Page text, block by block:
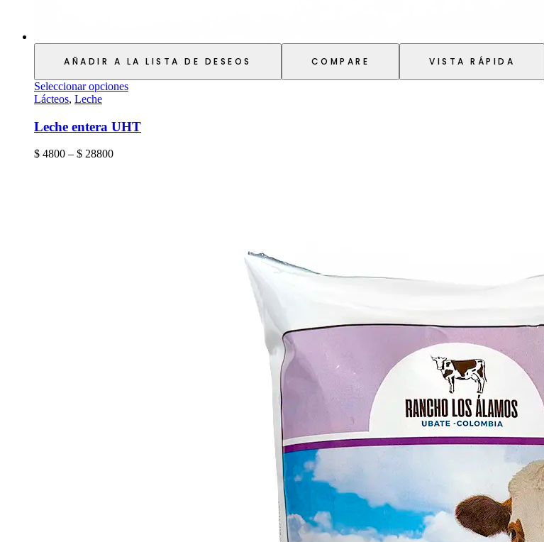
AÑADIR A LA LISTA DE DESEOS COMPARE VISTA RÁPIDA
Seleccionar opciones
Lácteos, Leche
Leche entera UHT
$ 4800 – $ 28800